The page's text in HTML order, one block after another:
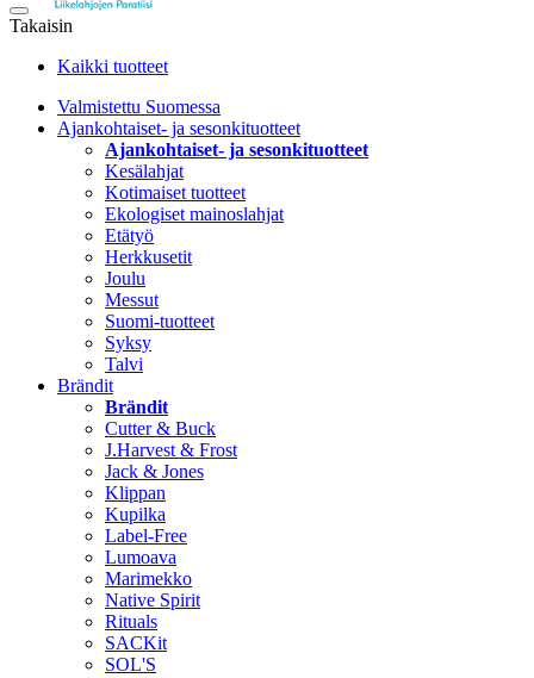
Takaisin
Kaikki tuotteet
Valmistettu Suomessa
Ajankohtaiset- ja sesonkituotteet
Ajankohtaiset- ja sesonkituotteet
Kesälahjat
Kotimaiset tuotteet
Ekologiset mainoslahjat
Etätyö
Herkkusetit
Joulu
Messut
Suomi-tuotteet
Syksy
Talvi
Brändit
Brändit
Cutter & Buck
J.Harvest & Frost
Jack & Jones
Klippan
Kupilka
Label-Free
Lumoava
Marimekko
Native Spirit
Rituals
SACKit
SOL'S